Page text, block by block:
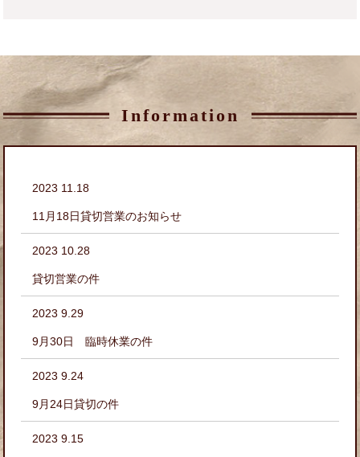
Information
2023 11.18
11月18日貸切営業のお知らせ
2023 10.28
貸切営業の件
2023 9.29
9月30日 臨時休業の件
2023 9.24
9月24日貸切の件
2023 9.15